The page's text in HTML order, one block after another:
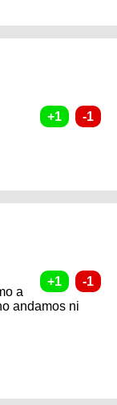
a
andamos ni